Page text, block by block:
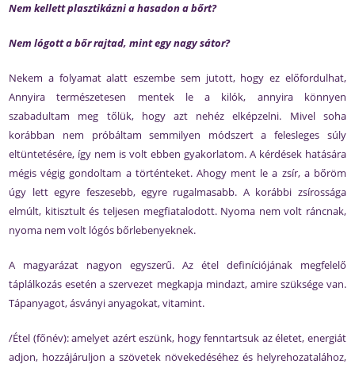
Nem kellett plasztikázni a hasadon a bőrt?
Nem lógott a bőr rajtad, mint egy nagy sátor?
Nekem a folyamat alatt eszembe sem jutott, hogy ez előfordulhat,
Annyira természetesen mentek le a kilók, annyira könnyen
szabadultam meg tőlük, hogy azt nehéz elképzelni. Mivel soha
korábban nem próbáltam semmilyen módszert a felesleges súly
eltüntetésére, így nem is volt ebben gyakorlatom. A kérdések hatására
mégis végig gondoltam a történteket. Ahogy ment le a zsír, a bőröm
úgy lett egyre feszesebb, egyre rugalmasabb. A korábbi zsírossága
elmúlt, kitisztult és teljesen megfiatalodott. Nyoma nem volt ráncnak,
nyoma nem volt lógós bőrlebenyeknek.
A magyarázat nagyon egyszerű. Az étel definíciójának megfelelő
táplálkozás esetén a szervezet megkapja mindazt, amire szüksége van.
Tápanyagot, ásványi anyagokat, vitamint.
/Étel (főnév): amelyet azért eszünk, hogy fenntartsuk az életet, energiát
adjon, hozzájáruljon a szövetek növekedéséhez és helyrehozatalához,